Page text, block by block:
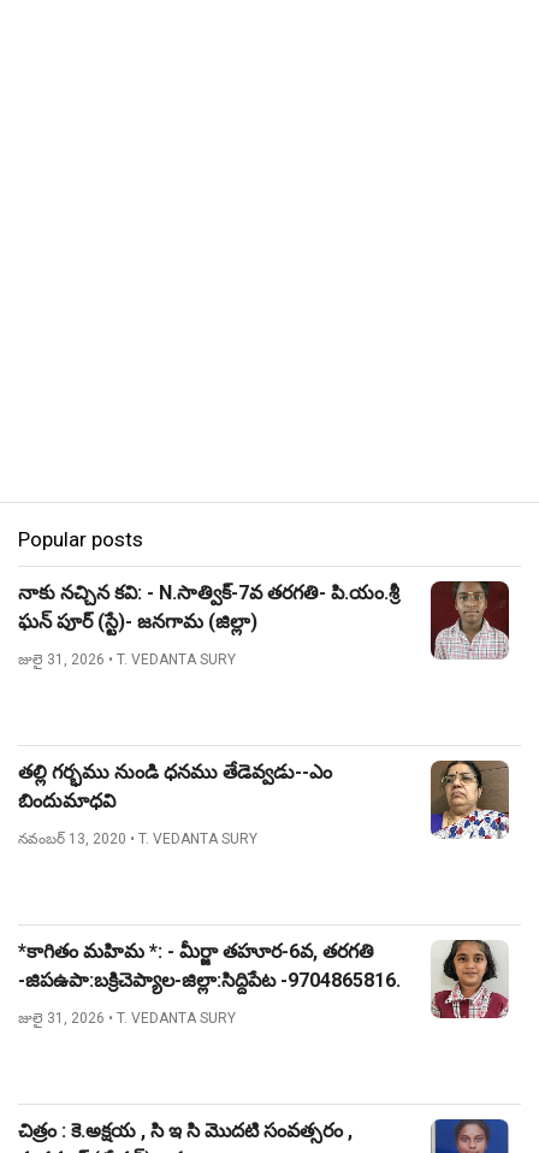
Popular posts
నాకు నచ్చిన కవి: - N.సాత్విక్-7వ తరగతి- పి.యం.శ్రీ
ఘన్ పూర్ (స్టే)- జనగామ (జిల్లా)
జులై 31, 2026 • T. VEDANTA SURY
తల్లి గర్భము నుండి ధనము తేడెవ్వడు--ఎం
బిందుమాధవి
నవంబర్ 13, 2020 • T. VEDANTA SURY
*కాగితం మహిమ *: - మీర్జా తహూర-6వ, తరగతి
-జిపఉపా:బక్రిచెప్యాల-జిల్లా:సిద్దిపేట -9704865816.
జులై 31, 2026 • T. VEDANTA SURY
చిత్రం : కె.అక్షయ , సి ఇ సి మొదటి సంవత్సరం ,